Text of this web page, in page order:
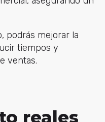
podrás mejorar la
tiempos y
ventas.
reales